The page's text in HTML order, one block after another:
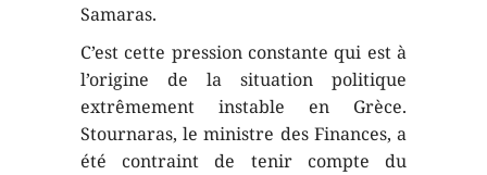
Samaras.
C’est cette pression constante qui est à
l’origine de la situation politique
extrêmement instable en Grèce.
Stournaras, le ministre des Finances, a
été contraint de tenir compte du